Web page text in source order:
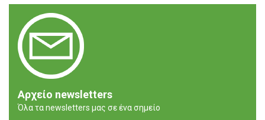
Αρχείο newsletters
Όλα τα newsletters μας σε ένα σημείο